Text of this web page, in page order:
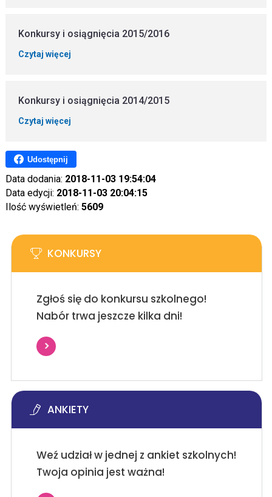
Konkursy i osiągnięcia 2015/2016
Czytaj więcej
Konkursy i osiągnięcia 2014/2015
Czytaj więcej
Udostępnij
Data dodania: 2018-11-03 19:54:04
Data edycji: 2018-11-03 20:04:15
Ilość wyświetleń: 5609
KONKURSY
Zgłoś się do konkursu szkolnego!
Nabór trwa jeszcze kilka dni!
ANKIETY
Weź udział w jednej z ankiet szkolnych!
Twoja opinia jest ważna!